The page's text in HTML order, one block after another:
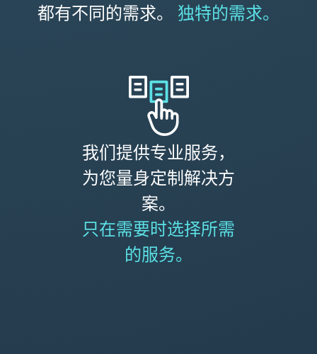
都有不同的需求。 独特的需求。
我们提供专业服务，
为您量身定制解决方
案。
只在需要时选择所需
的服务。